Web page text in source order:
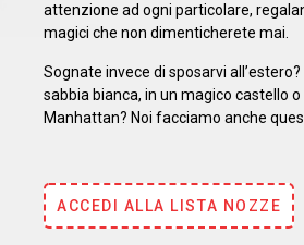
attenzione ad ogni particolare,
magici che non dimenticherete mai.
Sognate invece di sposarvi
sabbia bianca, in un magico castello o
Manhattan? Noi facciamo anche
ACCEDI ALLA LISTA NOZZE